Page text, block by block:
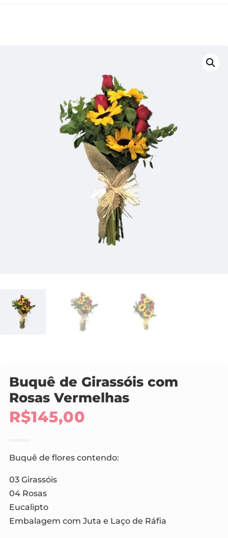
Buquê de Girassóis com
Rosas Vermelhas
R$145,00
Buquê de flores contendo:
03 Girassóis
04 Rosas
Eucalipto
Embalagem com Juta e Laço de Ráfia